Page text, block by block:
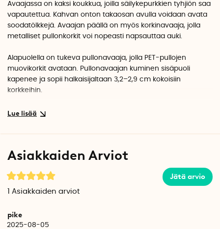
Avaajassa on kaksi koukkua, joilla säilykepurkkien tyhjiön saa
vapautettua. Kahvan onton takaosan avulla voidaan avata
soodatölkkejä. Avaajan päällä on myös korkinavaaja, jolla
metalliset pullonkorkit voi nopeasti napsauttaa auki.
Alapuolella on tukeva pullonavaaja, jolla PET-pullojen
muovikorkit avataan. Pullonavaajan kuminen sisäpuoli
kapenee ja sopii halkaisijaltaan 3,2–2,9 cm kokoisiin
korkkeihin.
Moniavaaja on pieni ja helppo säilyttää aterinlaatikossa.
Mitat: 14,5 cm x 5,7 cm x 2,8 cm
Huom! Moniavaaja ei avaa viinipulloja ja -tölkkejä ilman
silmukkaa.
Asiakkaiden Arviot
Jätä arvio
Asiakkaiden arviot
pike
2025-08-05